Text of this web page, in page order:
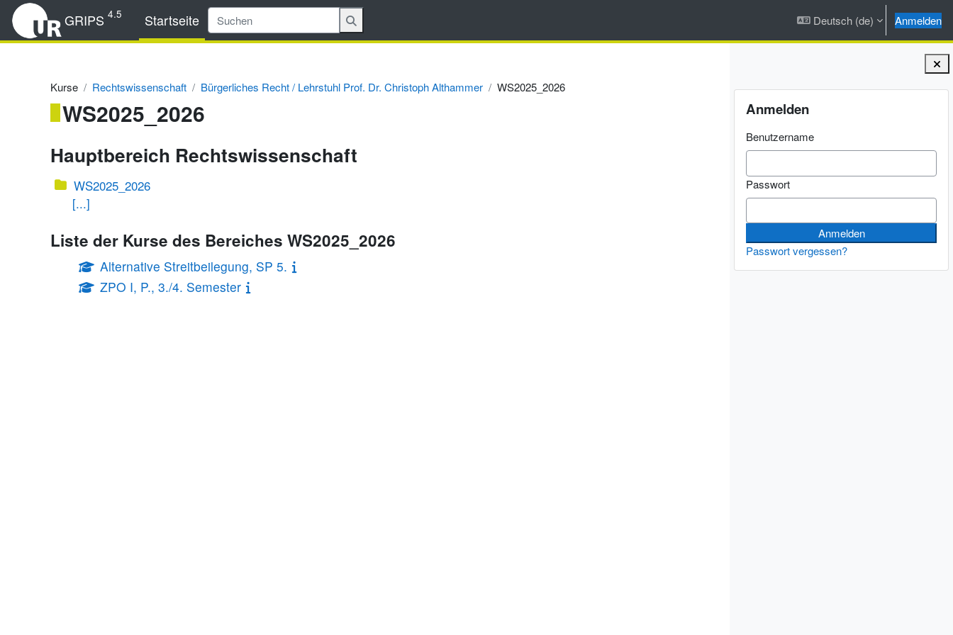
Zum Hauptinhalt
GRIPS 4.5 Startseite Deutsch ‎(de)‎ Anmelden
Blöcke
Anmelden
Benutzername
Passwort
Passwort vergessen?
Kurse Rechtswissenschaft Bürgerliches Recht / Lehrstuhl Prof. Dr. Christoph Althammer WS2025_2026
WS2025_2026
Hauptbereich Rechtswissenschaft
WS2025_2026
[...]
Liste der Kurse des Bereiches WS2025_2026
Alternative Streitbeilegung, SP 5.
ZPO I, P., 3./4. Semester